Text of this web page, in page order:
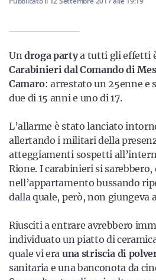
Servizi
Resta sempre aggiornato con le
nostra newsletter
Iscriviti
Undroga partya tutti gli effetti
Carabinieri dal Comando di
Camaro: arrestato un 25enne e
due di 15 anni e uno di 17.
L’allarme è stato lanciato
allertando i militari della
atteggiamenti sospetti
Rione. I carabinieri si
nell’appartamento bussando
dalla quale, però, non giungeva
Riusciti a entrare avrebbero
individuato un piatto di
quale vi era una striscia di
sanitaria e una banconota da